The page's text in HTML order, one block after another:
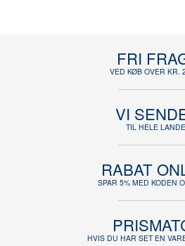
FRI
VED KØB OVER KR.
VI
TIL HELE
RABAT
SPAR 5% MED KODEN
HVIS DU HAR SET EN